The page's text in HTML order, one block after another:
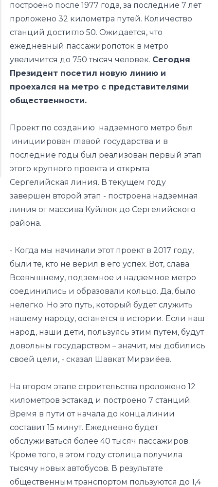
построено после 1977 года, за последние 7 лет
проложено 32 километра путей. Количество
станций достигло 50. Ожидается, что
ежедневный пассажиропоток в метро
увеличится до 750 тысяч человек. Сегодня
Президент посетил новую линию и
проехался на метро с представителями
общественности.
Проект по созданию надземного метро был
инициирован главой государства и в
последние годы был реализован первый этап
этого крупного проекта и открыта
Сергелийская линия. В текущем году
завершен второй этап - построена надземная
линия от массива Куйлюк до Сергелийского
района.
- Когда мы начинали этот проект в 2017 году,
были те, кто не верил в его успех. Вот, слава
Всевышнему, подземное и надземное метро
соединились и образовали кольцо. Да, было
нелегко. Но это путь, который будет служить
нашему народу, останется в истории. Если наш
народ, наши дети, пользуясь этим путем, будут
довольны государством – значит, мы добились
своей цели, - сказал Шавкат Мирзиёев.
На втором этапе строительства проложено 12
километров эстакад и построено 7 станций.
Время в пути от начала до конца линии
составит 15 минут. Ежедневно будет
обслуживаться более 40 тысяч пассажиров.
Кроме того, в этом году столица получила
тысячу новых автобусов. В результате
общественным транспортом пользуются до 1,4